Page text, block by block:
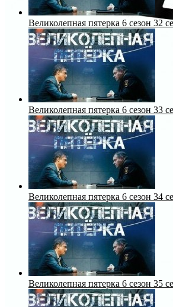
Великолепная пятерка 6 сезон 32
Великолепная пятерка 6 сезон 33
Великолепная пятерка 6 сезон 34
Великолепная пятерка 6 сезон 35